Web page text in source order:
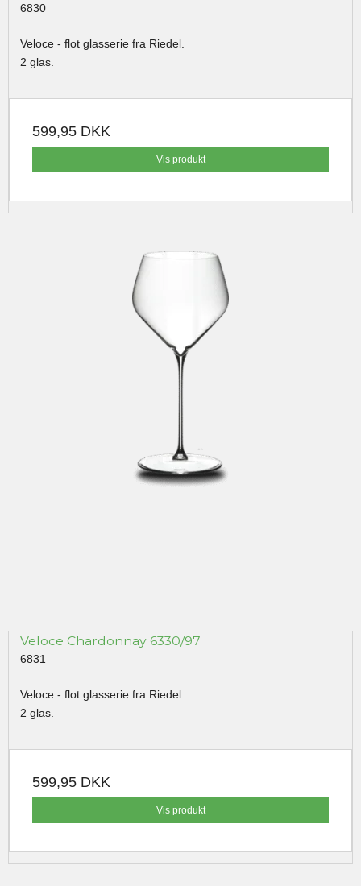
6830
Veloce - flot glasserie fra Riedel.
2 glas.
599,95 DKK
Vis produkt
Veloce Chardonnay 6330/97
6831
Veloce - flot glasserie fra Riedel.
2 glas.
599,95 DKK
Vis produkt